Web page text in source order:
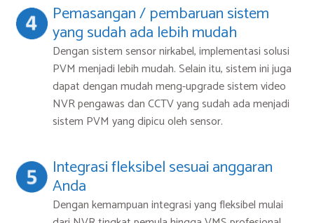
Pemasangan / pembaruan sistem
yang sudah ada lebih mudah
Dengan sistem sensor nirkabel, implementasi solusi
PVM menjadi lebih mudah. Selain itu, sistem ini juga
dapat dengan mudah meng-upgrade sistem video
NVR pengawas dan CCTV yang sudah ada menjadi
sistem PVM yang dipicu oleh sensor.
Integrasi fleksibel sesuai anggaran
Anda
Dengan kemampuan integrasi yang fleksibel mulai